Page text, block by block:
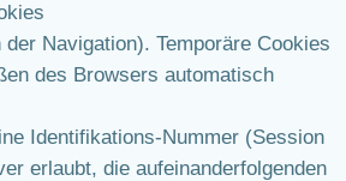
Navigation). Temporäre Cookies
des Browsers automatisch
Identifikations-Nummer (Session
erlaubt, die aufeinanderfolgenden